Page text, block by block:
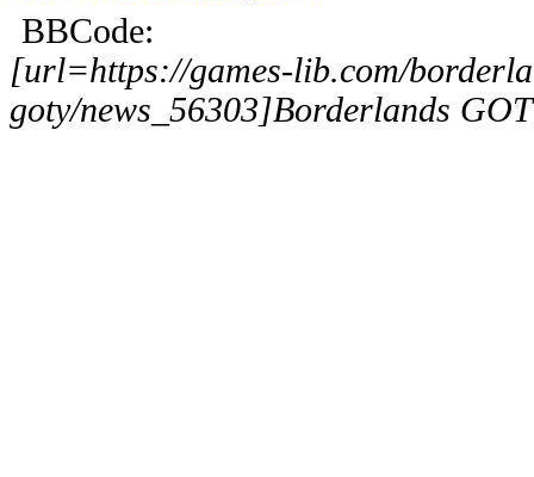
BBCode:
[url=https://games-lib.com/
goty/news_56303]Borderlands